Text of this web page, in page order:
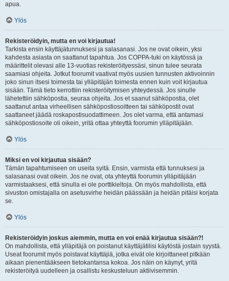
apua.
Ylös
Rekisteröidyin, mutta en voi kirjautua!
Tarkista ensin käyttäjätunnuksesi ja salasanasi. Jos ne ovat oikein, yksi
kahdesta asiasta on saattanut tapahtua. Jos COPPA-tuki on käytössä ja
määrittelit olevasi alle 13-vuotias rekisteröityessäsi, sinun tulee seurata
saamiasi ohjeita. Jotkut foorumit vaativat myös uusien tunnusten aktivoinnin
joko sinun itsesi toimesta tai ylläpitäjän toimesta ennen kuin voit kirjautua
sisään. Tämä tieto kerrottiin rekisteröitymisen yhteydessä. Jos sinulle
lähetettiin sähköpostia, seuraa ohjeita. Jos et saanut sähköpostia, olet
saattanut antaa virheellisen sähköpostiosoitteen tai sähköpostit ovat
saattaneet jäädä roskapostisuodattimeen. Jos olet varma, että antamasi
sähköpostiosoite oli oikein, yritä ottaa yhteyttä foorumin ylläpitäjään.
Ylös
Miksi en voi kirjautua sisään?
Tämän tapahtumiseen on useita syitä. Ensin, varmista että tunnuksesi ja
salasanasi ovat oikein. Jos ne ovat, ota yhteyttä foorumin ylläpitäjään
varmistaaksesi, että sinulla ei ole porttikieltoja. On myös mahdollista, että
sivuston omistajalla on asetusvirhe heidän päässään ja heidän pitäisi korjata
se.
Ylös
Rekisteröidyin joskus aiemmin, mutta en voi enää kirjautua sisään?!
On mahdollista, että ylläpitäjä on poistanut käyttäjätilisi käytöstä jostain syystä.
Useat foorumit myös poistavat käyttäjiä, jotka eivät ole kirjoittaneet pitkään
aikaan pienentääkseen tietokantansa kokoa. Jos näin on käynyt, yritä
rekisteröityä uudelleen ja osallistu keskusteluun aktiivisemmin.